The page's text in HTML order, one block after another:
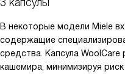
В некоторые модели Miele
содержащие
средства. Капсула
кашемира, минимизируя